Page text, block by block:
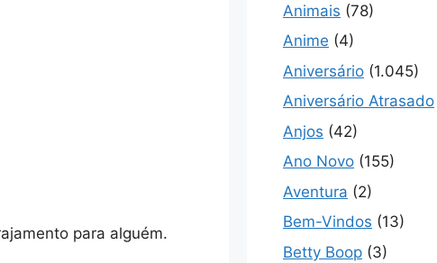
para alguém.
Animais (78)
Anime (4)
Aniversário (1.045)
Aniversário Atrasado
Anjos (42)
Ano Novo (155)
Aventura (2)
Bem-Vindos (13)
Betty Boop (3)